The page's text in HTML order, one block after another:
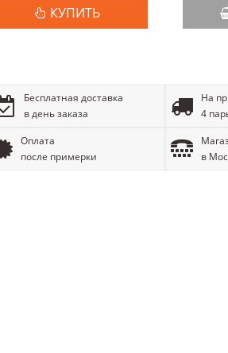
КУПИТЬ
Бесплатная доставка
в день заказа
На
4
Оплата
после примерки
в